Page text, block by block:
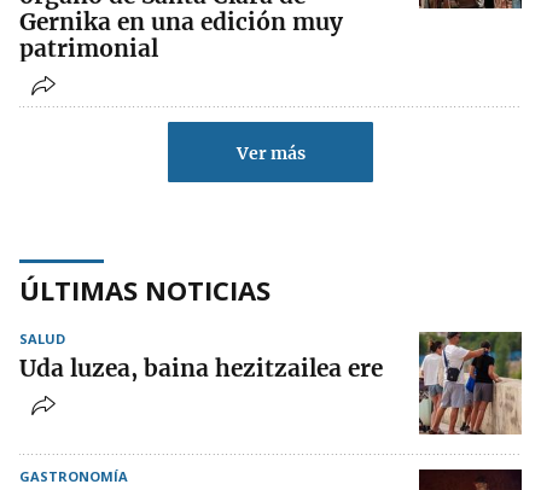
Gernika en una edición muy
patrimonial
Ver más
ÚLTIMAS NOTICIAS
SALUD
Uda luzea, baina hezitzailea ere
GASTRONOMÍA